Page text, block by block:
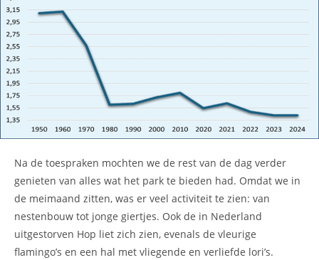
Na de toespraken mochten we de rest van de dag verder
genieten van alles wat het park te bieden had. Omdat we in
de meimaand zitten, was er veel activiteit te zien: van
nestenbouw tot jonge giertjes. Ook de in Nederland
uitgestorven Hop liet zich zien, evenals de vleurige
flamingo’s en een hal met vliegende en verliefde lori’s.